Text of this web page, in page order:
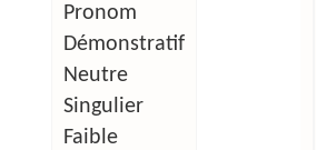
Pronom
Démonstratif
Neutre
Singulier
Faible